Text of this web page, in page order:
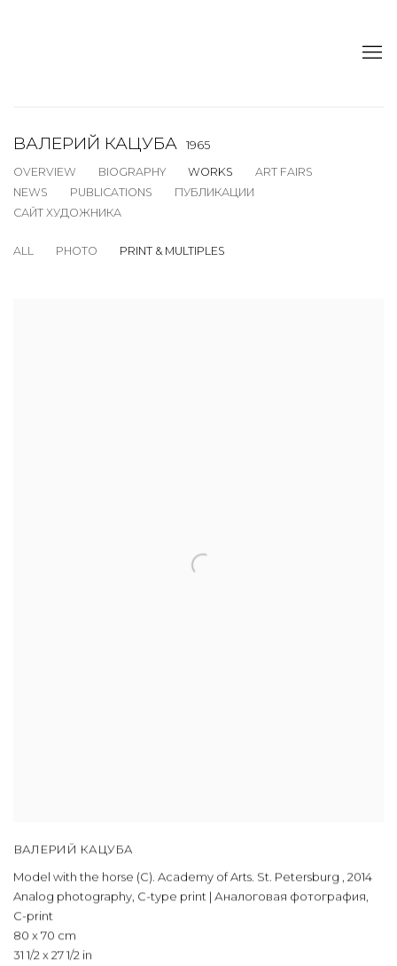
ВАЛЕРИЙ КАЦУБА
1965
OVERVIEW
BIOGRAPHY WORKS
ART FAIRS
NEWS
PUBLICATIONS
ПУБЛИКАЦИИ
САЙТ ХУДОЖНИКА
ALL PHOTO PRINT & MULTIPLES
ВАЛЕРИЙ КАЦУБА
Model with the horse (C). Academy of Arts. St. Petersburg
2014
Analog photography, C-type print | Аналоговая фотография,
C-print
80 x 70 cm
31 1/2 x 27 1/2 in